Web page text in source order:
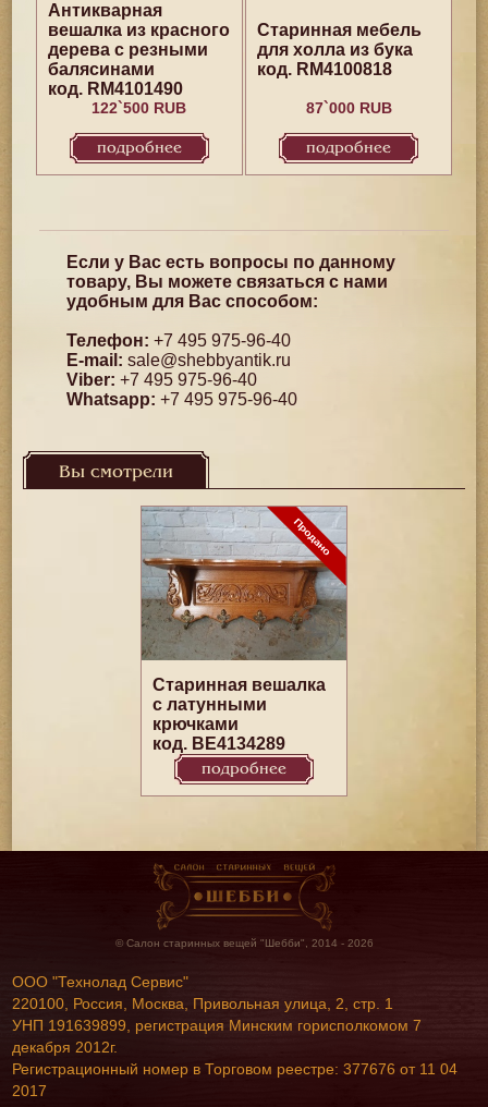
Антикварная
вешалка из красного
дерева с резными
балясинами
код. RM4101490
122`500 RUB
подробнее
Старинная мебель
для холла из бука
код. RM4100818
87`000 RUB
подробнее
Если у Вас есть вопросы по данному
товару, Вы можете связаться с нами
удобным для Вас способом:
Телефон: +7 495 975-96-40
E-mail: sale@shebbyantik.ru
Viber: +7 495 975-96-40
Whatsapp: +7 495 975-96-40
Вы смотрели
Старинная вешалка
с латунными
крючками
код. BE4134289
подробнее
© Салон старинных вещей "Шебби", 2014 - 2026
ООО "Технолад Сервис"
220100, Россия, Москва, Привольная улица, 2, стр. 1
УНП 191639899, регистрация Минским горисполкомом 7
декабря 2012г.
Регистрационный номер в Торговом реестре: 377676 от 11 04
2017